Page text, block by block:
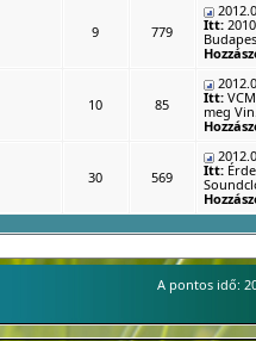
9 779
Itt:
10 85
Itt:
meg
30 569
Itt:
A pontos idő: